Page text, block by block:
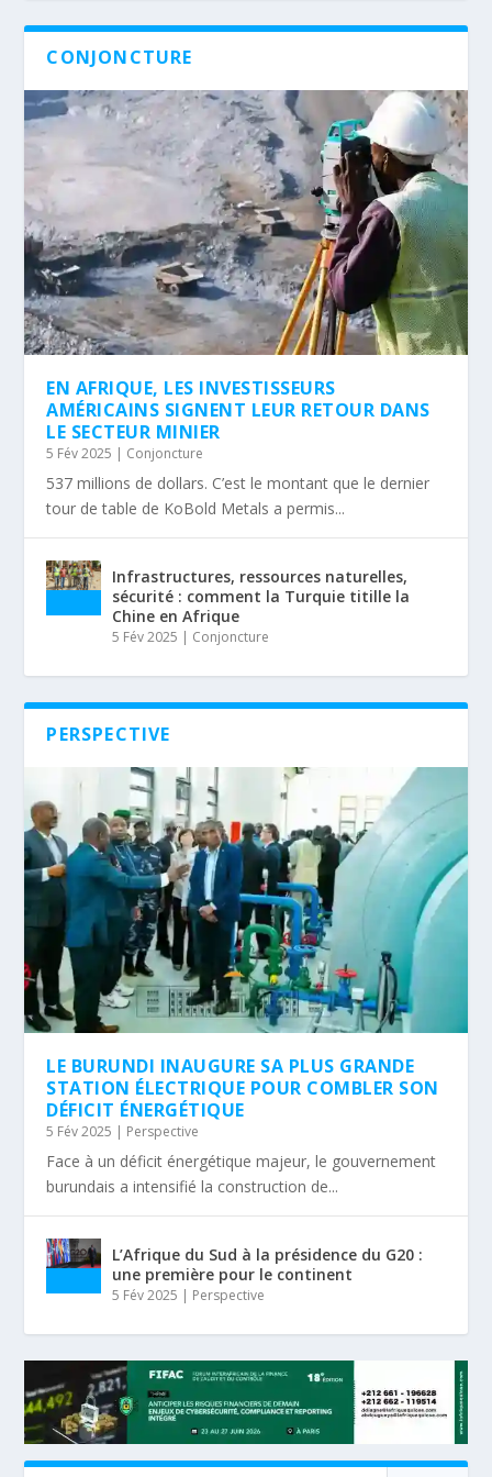
CONJONCTURE
EN AFRIQUE, LES INVESTISSEURS
AMÉRICAINS SIGNENT LEUR RETOUR DANS
LE SECTEUR MINIER
5 Fév 2025 Conjoncture
537 millions de dollars. C’est le montant que le dernier
tour de table de KoBold Metals a permis...
Infrastructures, ressources naturelles,
sécurité : comment la Turquie titille la
Chine en Afrique
5 Fév 2025 Conjoncture
PERSPECTIVE
LE BURUNDI INAUGURE SA PLUS GRANDE
STATION ÉLECTRIQUE POUR COMBLER SON
DÉFICIT ÉNERGÉTIQUE
5 Fév 2025 | Perspective
Face à un déficit énergétique majeur, le gouvernement
burundais a intensifié la construction de...
L’Afrique du Sud à la présidence du G20 :
une première pour le continent
5 Fév 2025 | Perspective